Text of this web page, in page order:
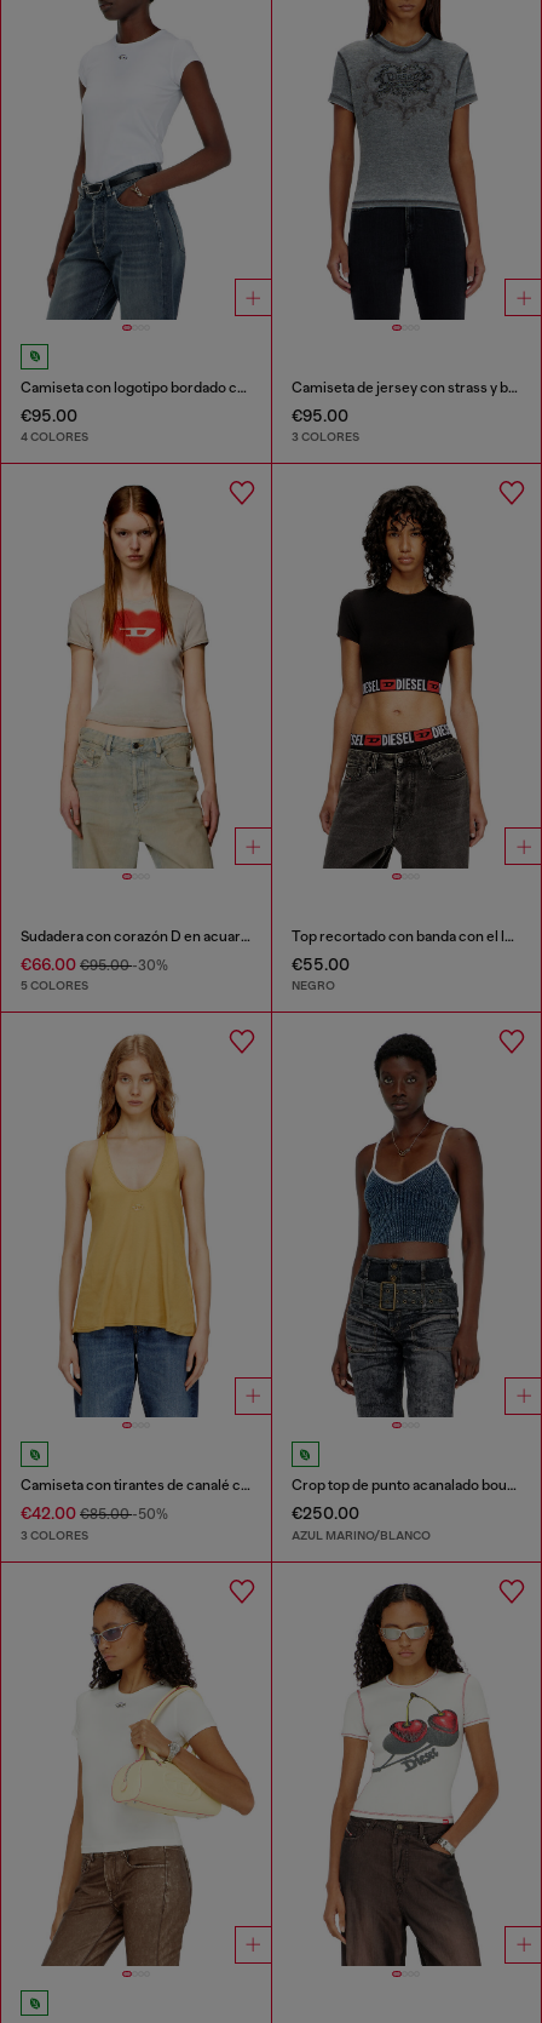
Camiseta con logotipo bordado con abertura
€95.00
4 COLORES
Camiseta de jersey con strass y burnout effect
€95.00
3 COLORES
Sudadera con corazón D en acuarela
€66.00 €95.00-30%
5 COLORES
Top recortado con banda con el logotipo
€55.00
NEGRO
Camiseta con tirantes de canalé con Oval D
€42.00 €85.00-50%
3 COLORES
Crop top de punto acanalado bouclé índigo
€250.00
AZUL MARINO/BLANCO